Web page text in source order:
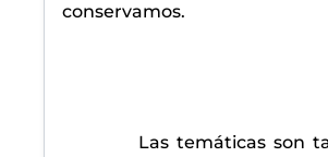
conservamos.
Las temáticas son tan